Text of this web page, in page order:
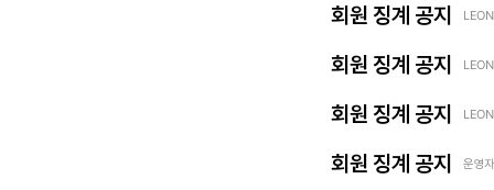
회원 징계 공지
회원 징계 공지
회원 징계 공지
회원 징계 공지 운영